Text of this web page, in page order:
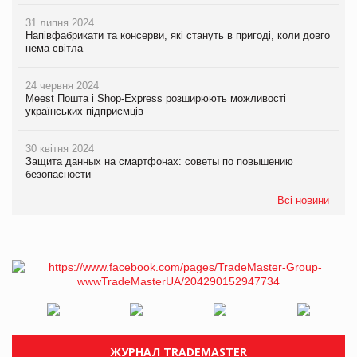
31 липня 2024
Напівфабрикати та консерви, які стануть в пригоді, коли довго
нема світла
24 червня 2024
Meest Пошта і Shop-Express розширюють можливості
українських підприємців
30 квітня 2024
Защита данных на смартфонах: советы по повышению
безопасности
Всі новини
ЖУРНАЛ TRADEMASTER